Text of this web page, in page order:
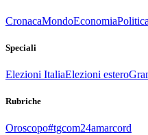
CronacaMondoEconomiaPolitica
Speciali
Elezioni ItaliaElezioni estero
Rubriche
Oroscopo#tgcom24amarcord